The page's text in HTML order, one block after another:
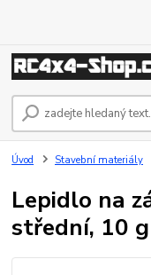
Úvod Stavební materiály
Lepidlo na
střední, 10 g